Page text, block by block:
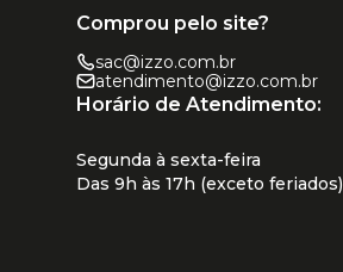
Comprou pelo site?
sac@izzo.com.br
atendimento@izzo.com.br
Horário de Atendimento:
Segunda à sexta-feira
Das 9h às 17h (exceto feriados)